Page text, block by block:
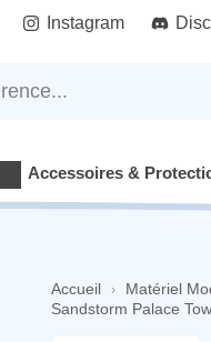
Instagram
Accessoires &
Accueil Matériel
Sandstorm Palace